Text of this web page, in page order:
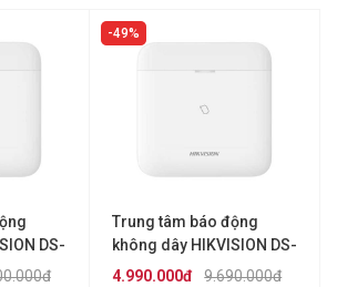
DS-
49%
Trung tâm báo động
không dây HIKVISION DS-
PWA96-M-WB9.690.000đ
4.990.000đ